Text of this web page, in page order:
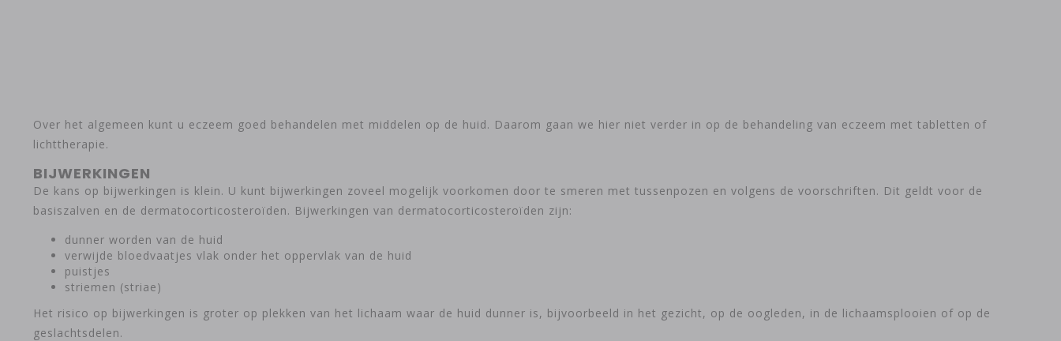
Over het algemeen kunt u eczeem goed behandelen met middelen op de huid. Daarom gaan we hier niet verder in op de behandeling van eczeem met tabletten of
lichttherapie.
BIJWERKINGEN
De kans op bijwerkingen is klein. U kunt bijwerkingen zoveel mogelijk voorkomen door te smeren met tussenpozen en volgens de voorschriften. Dit geldt voor de
basiszalven en de dermatocorticosteroïden. Bijwerkingen van dermatocorticosteroïden zijn:
dunner worden van de huid
verwijde bloedvaatjes vlak onder het oppervlak van de huid
puistjes
striemen (striae)
Het risico op bijwerkingen is groter op plekken van het lichaam waar de huid dunner is, bijvoorbeeld in het gezicht, op de oogleden, in de lichaamsplooien of op de
geslachtsdelen.